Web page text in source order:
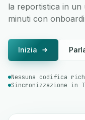
la reportistica in un
minuti con
Inizia
Nessuna codifica
Sincronizzazione in